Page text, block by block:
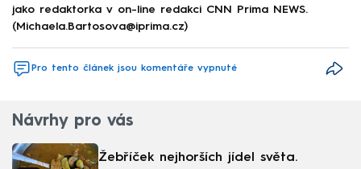
jako redaktorka v on-line redakci CNN Prima NEWS.
(Michaela.Bartosova@iprima.cz)
Pro tento článek jsou komentáře vypnuté
Návrhy pro vás
Žebříček nejhorších jídel světa.